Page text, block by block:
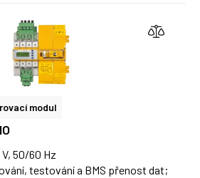
modul
50/60 Hz
testování a BMS přenost dat;